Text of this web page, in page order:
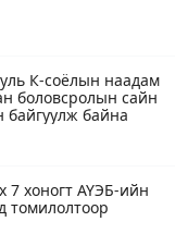
К-соёлын наадам
боловсролын сайн
байгуулж байна
7 хоногт АҮЭБ-ийн
томилолтоор